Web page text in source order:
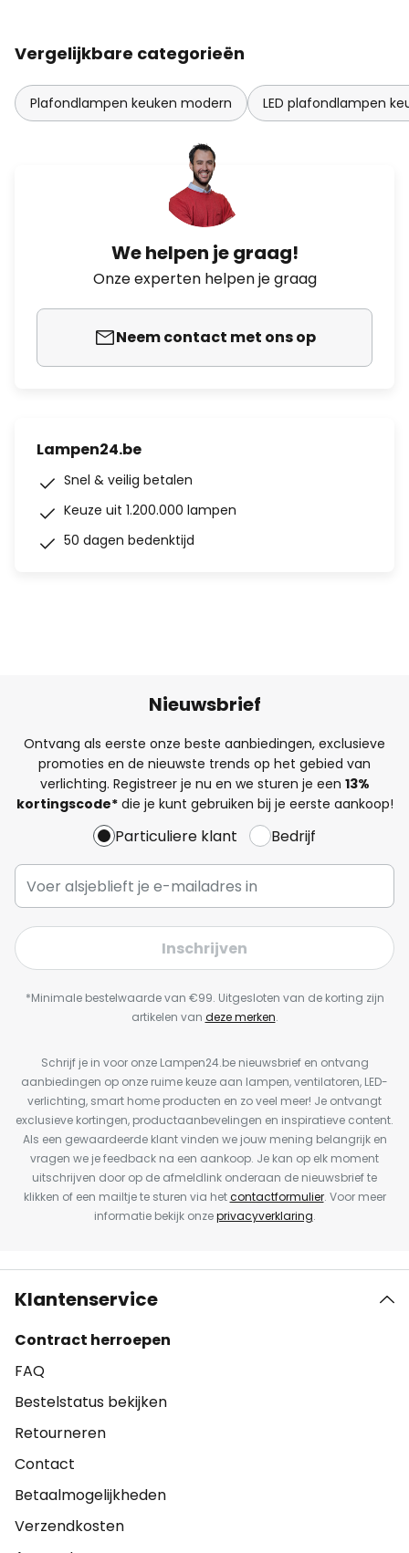
Vergelijkbare categorieën
Plafondlampen keuken modern LED plafondlampen
We helpen je graag!
Onze experten helpen je graag
Neem contact met ons op
Lampen24.be
Snel & veilig betalen
Keuze uit 1.200.000 lampen
50 dagen bedenktijd
Nieuwsbrief
Ontvang als eerste onze beste aanbiedingen, exclusieve
promoties en de nieuwste trends op het gebied van
verlichting. Registreer je nu en we sturen je een 13%
kortingscode*die je kunt gebruiken bij je eerste aankoop!
Particuliere klant Bedrijf
Inschrijven
*Minimale bestelwaarde van €99. Uitgesloten van de korting zijn
artikelen van deze merken.
Schrijf je in voor onze Lampen24.be nieuwsbrief en ontvang
aanbiedingen op onze ruime keuze aan lampen, ventilatoren, LED-
verlichting, smart home producten en zo veel meer! Je ontvangt
exclusieve kortingen, productaanbevelingen en inspiratieve content.
Als een gewaardeerde klant vinden we jouw mening belangrijk en
vragen we je feedback na een aankoop. Je kan op elk moment
uitschrijven door op de afmeldlink onderaan de nieuwsbrief te
klikken of een mailtje te sturen via hetcontactformulier. Voor meer
informatie bekijk onzeprivacyverklaring.
Klantenservice
Contract herroepen
FAQ
Bestelstatus bekijken
Retourneren
Contact
Betaalmogelijkheden
Verzendkosten